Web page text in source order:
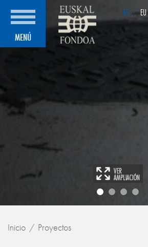
MENÚ
ES / EU
Inicio Proyectos